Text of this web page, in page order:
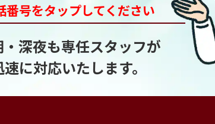
番号をタップしてください
深夜も専任スタッフが
速に対応いたします。